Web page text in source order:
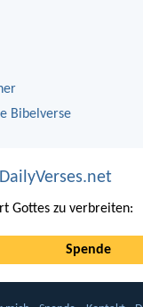
Bibelverse
Gottes zu verbreiten:
Spende